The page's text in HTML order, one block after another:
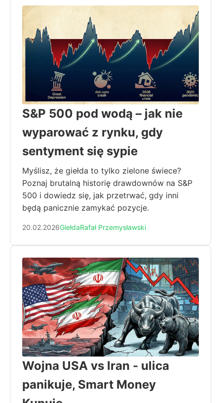
S&P 500 pod wodą – jak nie
wyparować z rynku, gdy
sentyment się sypie
Myślisz, że giełda to tylko zielone świece?
Poznaj brutalną historię drawdownów na S&P
500 i dowiedz się, jak przetrwać, gdy inni
będą panicznie zamykać pozycje.
20.02.2026GiełdaRafał Przemysławski
Wojna USA vs Iran - ulica
panikuje, Smart Money